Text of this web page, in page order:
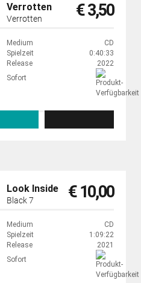
Verrotten
Verrotten € 3,50
Medium
CD
Spielzeit
0:40:33
Release
2022
Sofort
Look Inside
Black 7 € 10,00
Medium
CD
Spielzeit
1:09:22
Release
2021
Sofort